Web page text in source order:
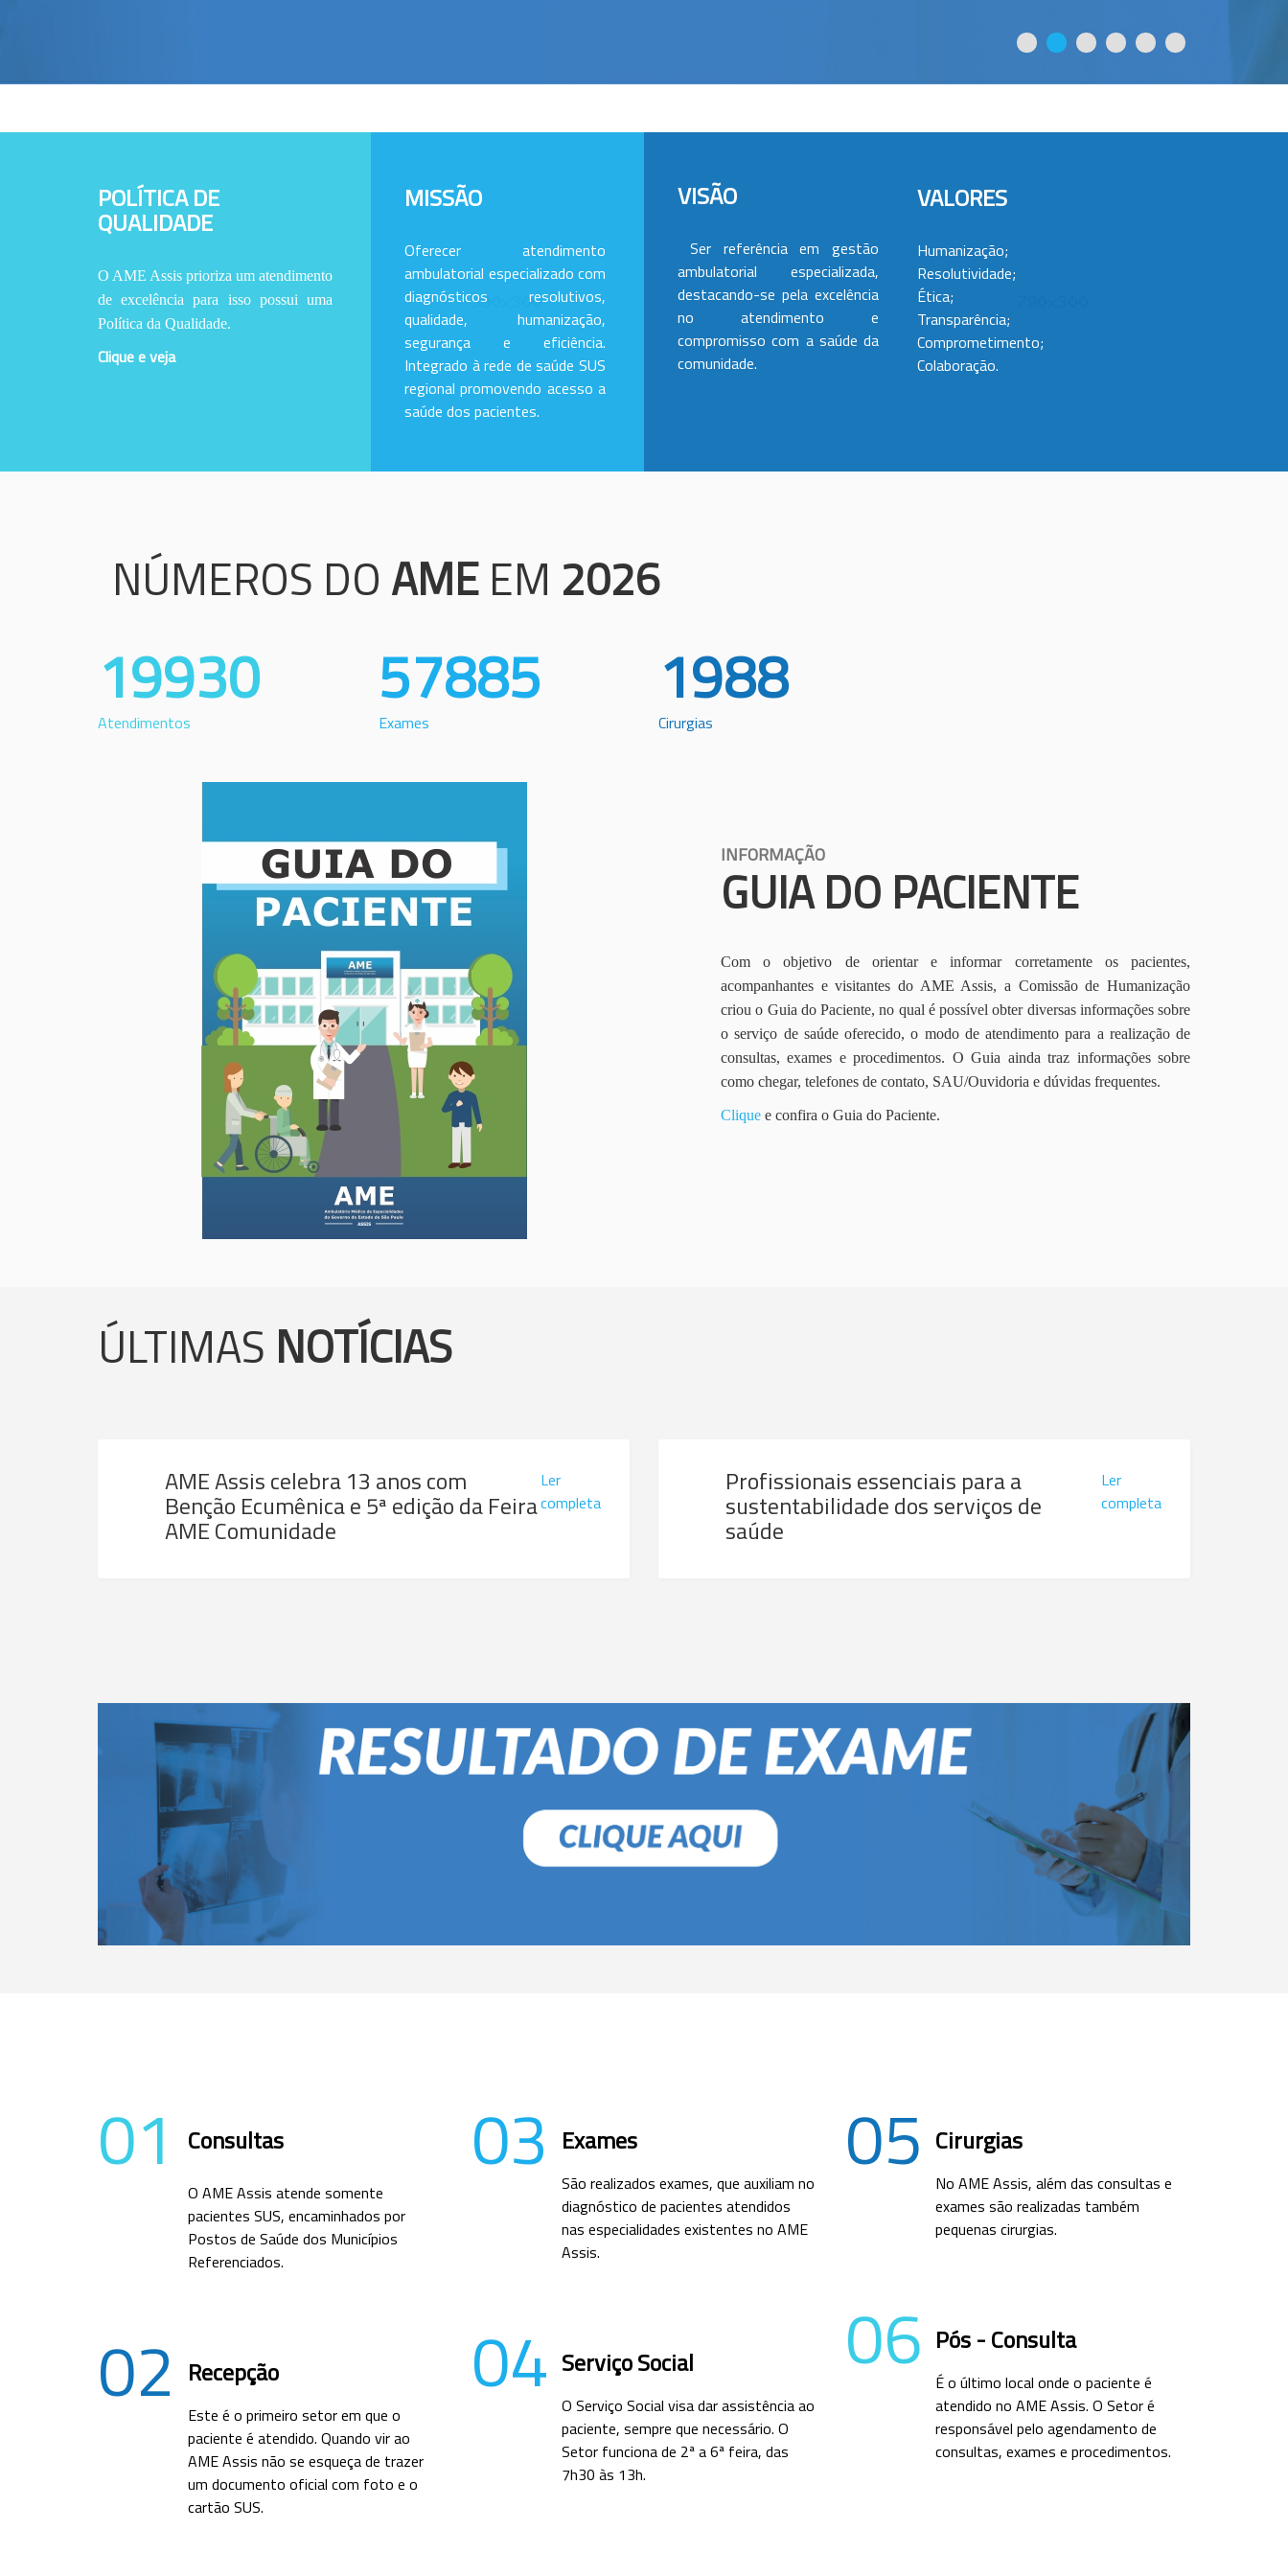
POLÍTICA DE
QUALIDADE
O AME Assis prioriza um atendimento
de excelência para isso possui uma
Política da Qualidade.
Clique e veja
MISSÃO
Oferecer atendimento
ambulatorial especializado com
diagnósticos resolutivos,
qualidade, humanização,
segurança e eficiência.
Integrado à rede de saúde SUS
regional promovendo acesso a
saúde dos pacientes.
VISÃO
Ser referência em gestão
ambulatorial especializada,
destacando-se pela excelência
no atendimento e
compromisso com a saúde da
comunidade.
VALORES
Humanização;
Resolutividade;
Ética;
Transparência;
Comprometimento;
Colaboração.
NÚMEROS DO AME EM 2026
19930
Atendimentos
57885
Exames
1988
Cirurgias
INFORMAÇÃO
GUIA DO PACIENTE
Com o objetivo de orientar e informar corretamente os pacientes,
acompanhantes e visitantes do AME Assis, a Comissão de Humanização
criou o Guia do Paciente, no qual é possível obter diversas informações sobre
o serviço de saúde oferecido, o modo de atendimento para a realização de
consultas, exames e procedimentos. O Guia ainda traz informações sobre
como chegar, telefones de contato, SAU/Ouvidoria e dúvidas frequentes.
Clique e confira o Guia do Paciente.
ÚLTIMAS NOTÍCIAS
AME Assis celebra 13 anos com
Benção Ecumênica e 5ª edição da Feira
AME Comunidade
Ler
completa
Profissionais essenciais para a
sustentabilidade dos serviços de
saúde
Ler
completa
01 Consultas
O AME Assis atende somente
pacientes SUS, encaminhados por
Postos de Saúde dos Municípios
Referenciados.
02 Recepção
Este é o primeiro setor em que o
paciente é atendido. Quando vir ao
AME Assis não se esqueça de trazer
um documento oficial com foto e o
cartão SUS.
03 Exames
São realizados exames, que auxiliam no
diagnóstico de pacientes atendidos
nas especialidades existentes no AME
Assis.
04 Serviço Social
O Serviço Social visa dar assistência ao
paciente, sempre que necessário. O
Setor funciona de 2ª a 6ª feira, das
7h30 às 13h.
05 Cirurgias
No AME Assis, além das consultas e
exames são realizadas também
pequenas cirurgias.
06 Pós - Consulta
É o último local onde o paciente é
atendido no AME Assis. O Setor é
responsável pelo agendamento de
consultas, exames e procedimentos.